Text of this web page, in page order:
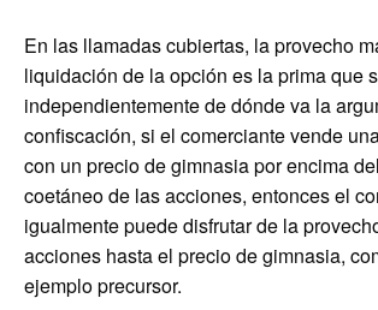
En las llamadas cubiertas, la provecho
liquidación de la opción es la prima que
independientemente de dónde va la
confiscación, si el comerciante vende
con un precio de gimnasia por encima
coetáneo de las acciones, entonces el
igualmente puede disfrutar de la
acciones hasta el precio de gimnasia,
ejemplo precursor.